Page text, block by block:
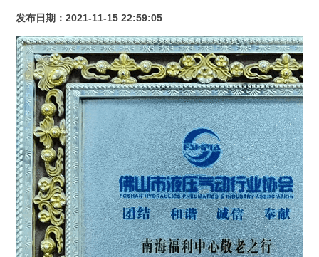
发布日期：2021-11-15 22:59:05